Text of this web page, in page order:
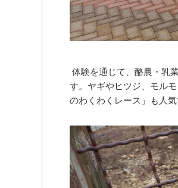
体験を通じて、酪農・乳
す。ヤギやヒツジ、モル
のわくわくレース」も人気